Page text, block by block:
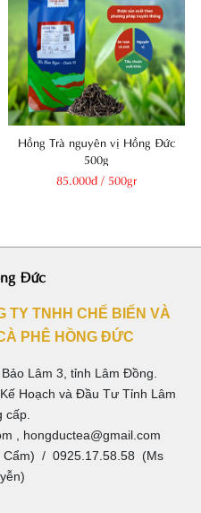
Hồng Trà nguyên vị Hồng Đức
500g
85.000đ / 500gr
Đức
TY TNHH CHẾ BIẾN VÀ
PHÊ HỒNG ĐỨC
Lâm 3, tỉnh Lâm Đồng.
Hoạch và Đầu Tư Tỉnh Lâm
cấp.
, hongductea@gmail.com
Cẩm) / 0925.17.58.58 (Ms